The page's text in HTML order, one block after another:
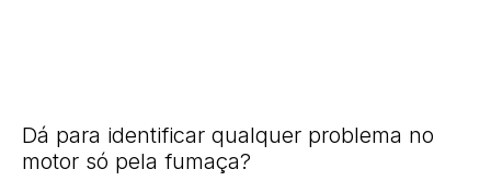
Dá para identificar qualquer problema no
motor só pela fumaça?